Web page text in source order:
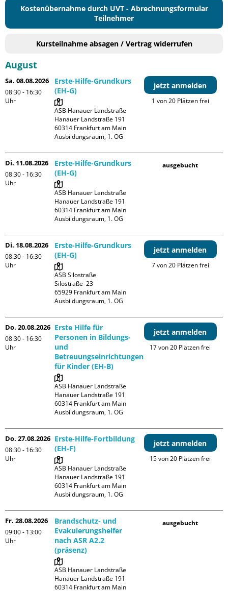
Kostenübernahme durch UVT - Abrechnungsformular
Teilnehmer
Kursteilnahme absagen / Vertrag widerrufen
August
Sa. 08.08.2026
08:30 - 16:30
Uhr
Erste-Hilfe-Grundkurs
(EH-G)
ASB Hanauer Landstraße
Hanauer Landstraße 191
60314 Frankfurt am Main
Ausbildungsraum, 1. OG
jetzt anmelden
1 von 20 Plätzen frei
Di. 11.08.2026
08:30 - 16:30
Uhr
Erste-Hilfe-Grundkurs
(EH-G)
ASB Hanauer Landstraße
Hanauer Landstraße 191
60314 Frankfurt am Main
Ausbildungsraum, 1. OG
ausgebucht
Di. 18.08.2026
08:30 - 16:30
Uhr
Erste-Hilfe-Grundkurs
(EH-G)
ASB Silostraße
Silostraße  23
65929 Frankfurt am Main
Ausbildungsraum, 1. OG
jetzt anmelden
7 von 20 Plätzen frei
Do. 20.08.2026
08:30 - 16:30
Uhr
Erste Hilfe für
Personen in Bildungs-
und
Betreuungseinrichtungen
für Kinder (EH-B)
ASB Hanauer Landstraße
Hanauer Landstraße 191
60314 Frankfurt am Main
Ausbildungsraum, 1. OG
jetzt anmelden
17 von 20 Plätzen frei
Do. 27.08.2026
08:30 - 16:30
Uhr
Erste-Hilfe-Fortbildung
(EH-F)
ASB Hanauer Landstraße
Hanauer Landstraße 191
60314 Frankfurt am Main
Ausbildungsraum, 1. OG
jetzt anmelden
15 von 20 Plätzen frei
Fr. 28.08.2026
09:00 - 13:00
Uhr
Brandschutz- und
Evakuierungshelfer
nach ASR A2.2
(präsenz)
ASB Hanauer Landstraße
Hanauer Landstraße 191
60314 Frankfurt am Main
ausgebucht